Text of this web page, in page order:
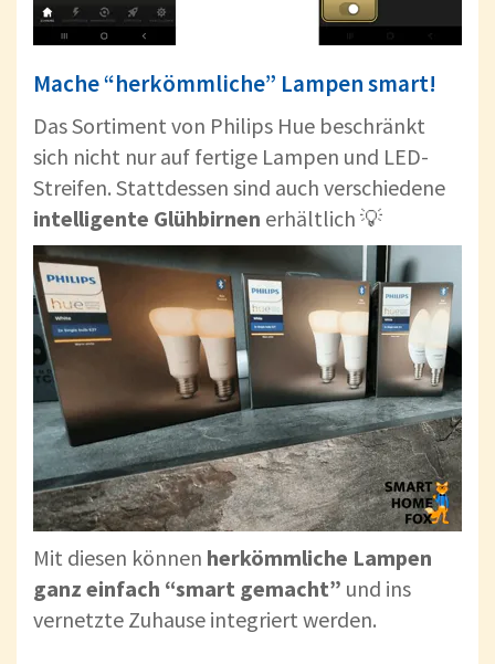
Mache “herkömmliche” Lampen smart!
Das Sortiment von Philips Hue beschränkt
sich nicht nur auf fertige Lampen und LED-
Streifen. Stattdessen sind auch verschiedene
intelligente Glühbirnen erhältlich 💡
Mit diesen können herkömmliche Lampen
ganz einfach “smart gemacht” und ins
vernetzte Zuhause integriert werden.